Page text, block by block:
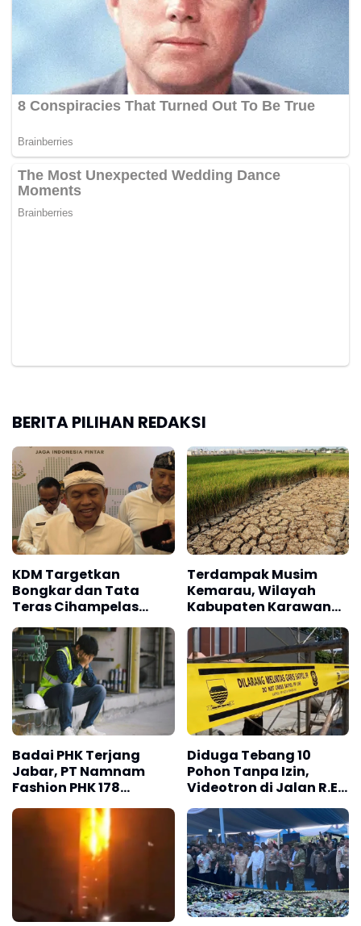
BERITA PILIHAN REDAKSI
KDM Targetkan
Bongkar dan Tata
Teras Cihampelas
Beres Oktober 2026
Terdampak Musim
Kemarau, Wilayah
Kabupaten Karawang
Kekeringan Makin
Meluas
Badai PHK Terjang
Jabar, PT Namnam
Fashion PHK 178
Karyawan
Diduga Tebang 10
Pohon Tanpa Izin,
Videotron di Jalan R.E.
Martadinata Bandung
Disegel